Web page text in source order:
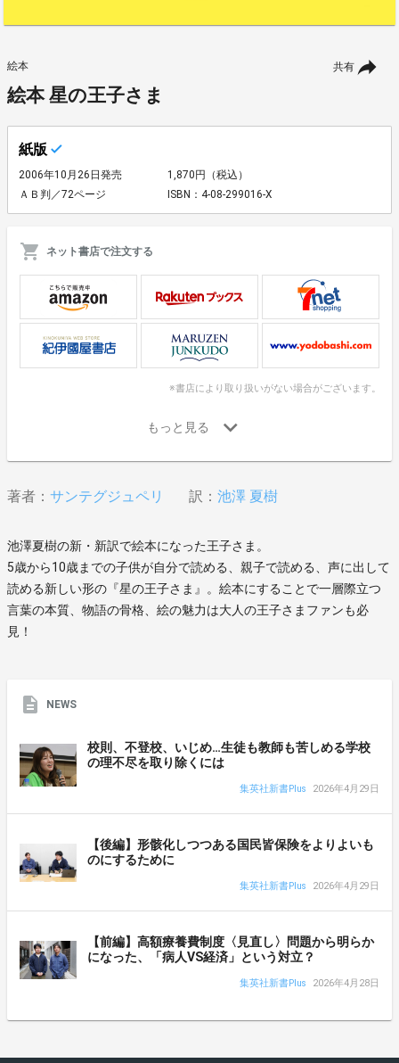
共有
絵本
絵本 星の王子さま
紙版
2006年10月26日発売
1,870円（税込）
ＡＢ判／72ページ
ISBN：4-08-299016-X
ネット書店で注文する
※書店により取り扱いがない場合がございます。
著者： サンテグジュペリ 訳： 池澤 夏樹
池澤夏樹の新・新訳で絵本になった王子さま。
5歳から10歳までの子供が自分で読める、親子で読める、声に出して
読める新しい形の『星の王子さま』。絵本にすることで一層際立つ
言葉の本質、物語の骨格、絵の魅力は大人の王子さまファンも必
見！
NEWS
校則、不登校、いじめ…生徒も教師も苦しめる学校
の理不尽を取り除くには
集英社新書Plus 2026年4月29日
【後編】形骸化しつつある国民皆保険をよりよいも
のにするために
集英社新書Plus 2026年4月29日
【前編】高額療養費制度〈見直し〉問題から明らか
になった、「病人VS経済」という対立？
集英社新書Plus 2026年4月28日